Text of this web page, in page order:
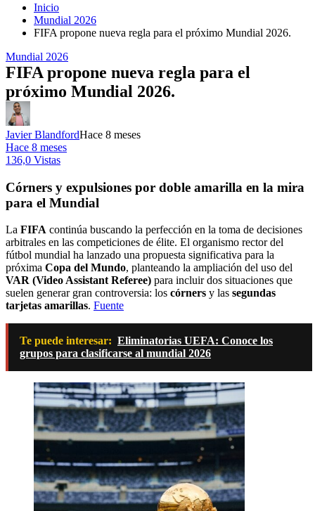
Inicio
Mundial 2026
FIFA propone nueva regla para el próximo Mundial 2026.
Mundial 2026
FIFA propone nueva regla para el
próximo Mundial 2026.
Javier BlandfordHace 8 meses
Hace 8 meses
136,0 Vistas
Córners y expulsiones por doble amarilla en la mira
para el Mundial
La FIFA continúa buscando la perfección en la toma de decisiones
arbitrales en las competiciones de élite. El organismo rector del
fútbol mundial ha lanzado una propuesta significativa para la
próxima Copa del Mundo, planteando la ampliación del uso del
VAR (Video Assistant Referee) para incluir dos situaciones que
suelen generar gran controversia: los córners y las segundas
tarjetas amarillas. Fuente
Te puede interesar: Eliminatorias UEFA: Conoce los
grupos para clasificarse al mundial 2026